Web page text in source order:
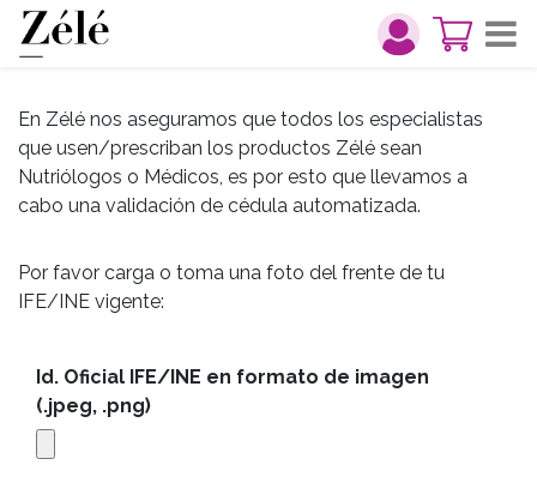
En Zélé nos aseguramos que todos los especialistas
que usen/prescriban los productos Zélé sean
Nutriólogos o Médicos, es por esto que llevamos a
cabo una validación de cédula automatizada.
Por favor carga o toma una foto del frente de tu
IFE/INE vigente:
Id. Oficial IFE/INE en formato de imagen
(.jpeg, .png)